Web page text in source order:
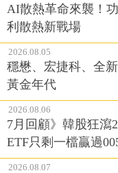
AI散熱革命來襲！
利散熱新戰場
2026.08.05
穩懋、宏捷科、全
黃金年代
2026.08.06
7月回顧》韓股狂瀉
ETF只剩一檔贏過
2026.08.07